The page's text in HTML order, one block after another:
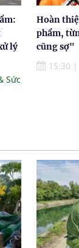
lý
Sức
Hoàn
phẩm,
cũng sợ"
15:30 |